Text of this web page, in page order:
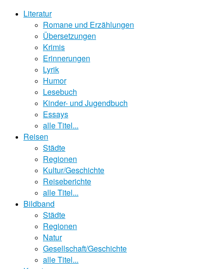
Literatur
Romane und Erzählungen
Übersetzungen
Krimis
Erinnerungen
Lyrik
Humor
Lesebuch
Kinder- und Jugendbuch
Essays
alle Titel...
Reisen
Städte
Regionen
Kultur/Geschichte
Reiseberichte
alle Titel...
Bildband
Städte
Regionen
Natur
Gesellschaft/Geschichte
alle Titel...